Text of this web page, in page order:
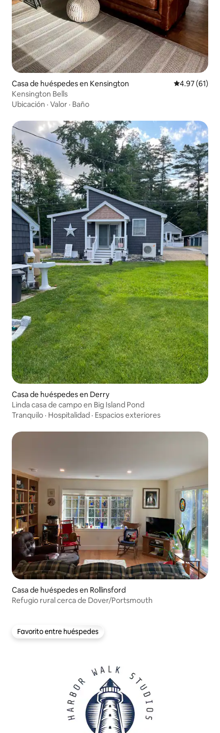
Casa de huéspedes en Kensington Calificación
4.97 (61)
Kensington Bells
Ubicación · Valor · Baño
Casa de huéspedes en Derry
Linda casa de campo en Big Island Pond
Tranquilo · Hospitalidad · Espacios exteriores
Casa de huéspedes en Rollinsford
Refugio rural cerca de Dover/Portsmouth
Favorito entre huéspedes
Favorito entre huéspedes